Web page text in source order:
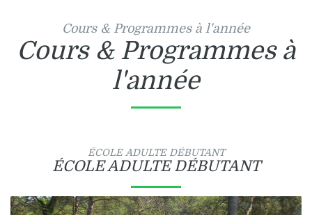
Cours & Programmes à l'année
Cours & Programmes à
l'année
ÉCOLE ADULTE DÉBUTANT
ÉCOLE ADULTE DÉBUTANT